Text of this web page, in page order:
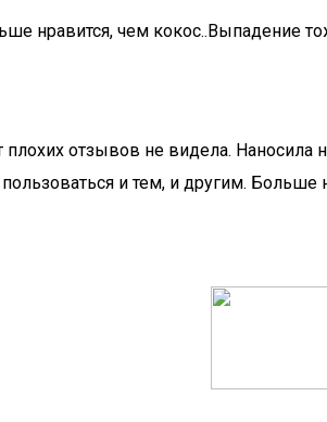
нравится, чем кокос..Выпадение
отзывов не видела.
и тем, и другим. Больше